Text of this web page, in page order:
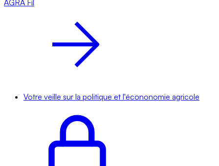
AGRA Fil
Votre veille sur la politique et l'écononomie agricole